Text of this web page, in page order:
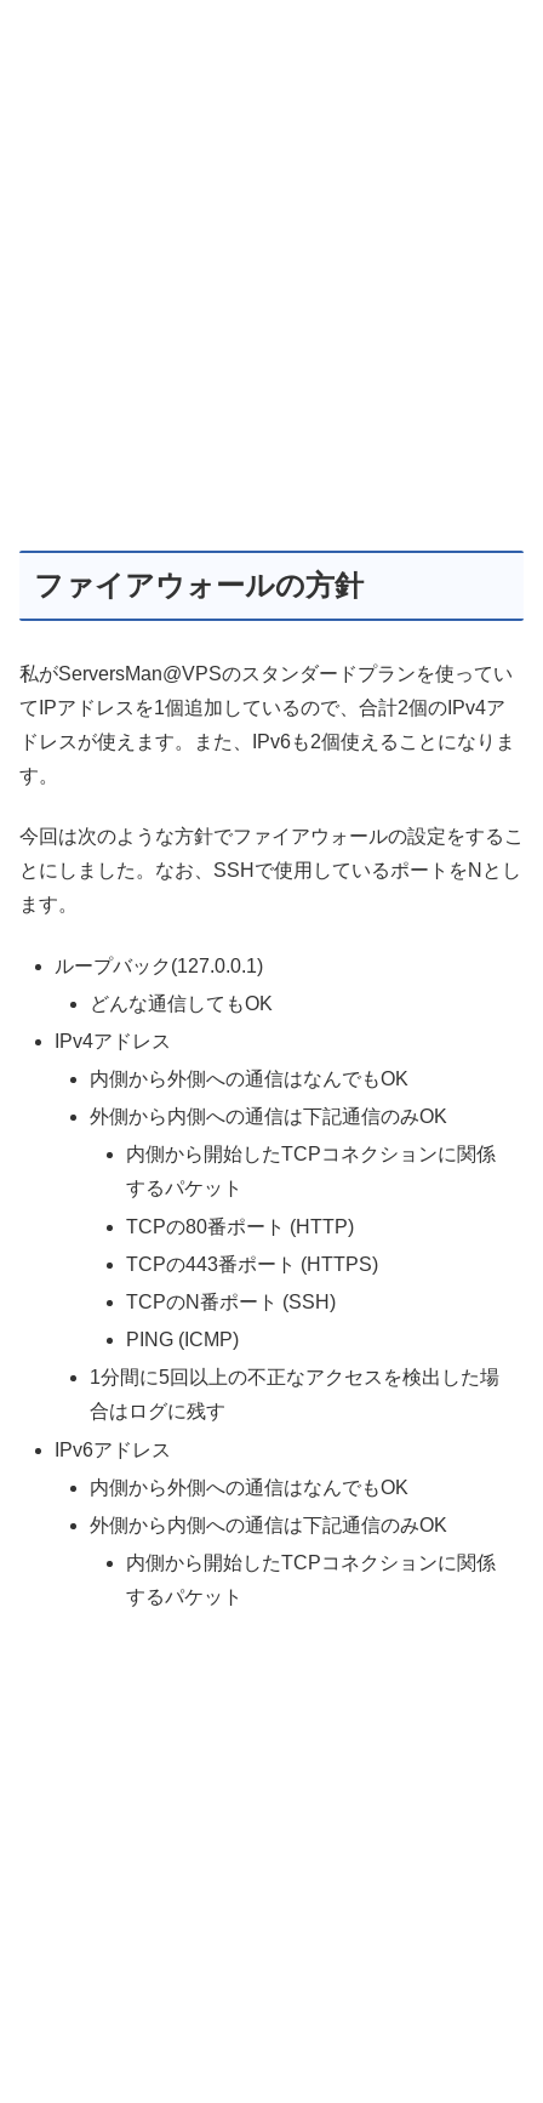
ファイアウォールの方針
私がServersMan@VPSのスタンダードプランを使ってい
てIPアドレスを1個追加しているので、合計2個のIPv4ア
ドレスが使えます。また、IPv6も2個使えることになりま
す。
今回は次のような方針でファイアウォールの設定をするこ
とにしました。なお、SSHで使用しているポートをNとし
ます。
ループバック(127.0.0.1)
どんな通信してもOK
IPv4アドレス
内側から外側への通信はなんでもOK
外側から内側への通信は下記通信のみOK
内側から開始したTCPコネクションに関係
するパケット
TCPの80番ポート (HTTP)
TCPの443番ポート (HTTPS)
TCPのN番ポート (SSH)
PING (ICMP)
1分間に5回以上の不正なアクセスを検出した場
合はログに残す
IPv6アドレス
内側から外側への通信はなんでもOK
外側から内側への通信は下記通信のみOK
内側から開始したTCPコネクションに関係
するパケット